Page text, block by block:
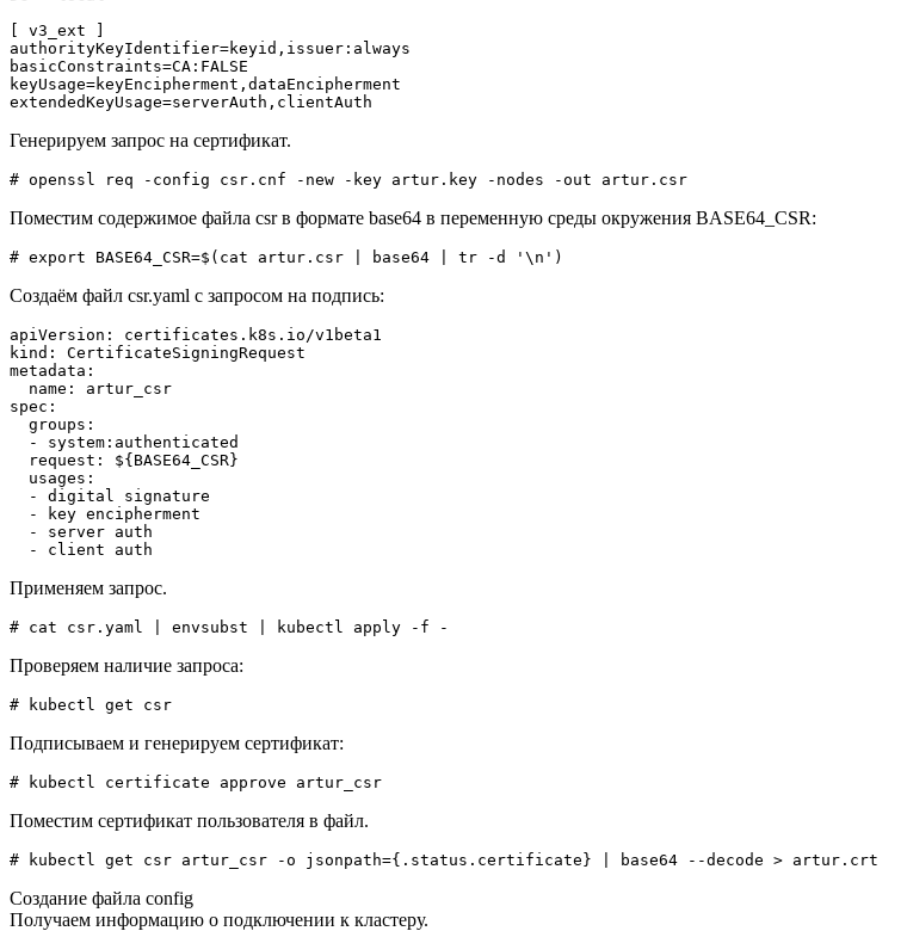
[ v3_ext ]
authorityKeyIdentifier=keyid,issuer:always
basicConstraints=CA:FALSE
keyUsage=keyEncipherment,dataEncipherment
extendedKeyUsage=serverAuth,clientAuth
Генерируем запрос на сертификат.
# openssl req -config csr.cnf -new -key artur.key -nodes -out artur.csr
Поместим содержимое файла csr в формате base64 в переменную среды окружения BASE64_CSR:
# export BASE64_CSR=$(cat artur.csr | base64 | tr -d '\n')
Создаём файл csr.yaml с запросом на подпись:
apiVersion: certificates.k8s.io/v1beta1
kind: CertificateSigningRequest
metadata:
  name: artur_csr
spec:
  groups:
  - system:authenticated
  request: ${BASE64_CSR}
  usages:
  - digital signature
  - key encipherment
  - server auth
  - client auth
Применяем запрос.
# cat csr.yaml | envsubst | kubectl apply -f -
Проверяем наличие запроса:
# kubectl get csr
Подписываем и генерируем сертификат:
# kubectl certificate approve artur_csr
Поместим сертификат пользователя в файл.
# kubectl get csr artur_csr -o jsonpath={.status.certificate} | base64 --decode > artur.crt
Создание файла config
Получаем информацию о подключении к кластеру.